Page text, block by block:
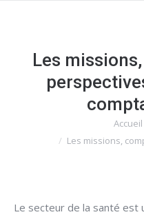
Les
Accueil
Les missions,
Le secteur de la santé est